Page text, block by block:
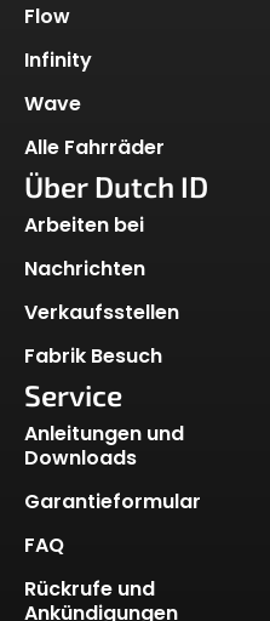
Flow
Infinity
Wave
Alle Fahrräder
Über Dutch ID
Arbeiten bei
Nachrichten
Verkaufsstellen
Fabrik Besuch
Service
Anleitungen und
Downloads
Garantieformular
FAQ
Rückrufe und
Ankündigungen